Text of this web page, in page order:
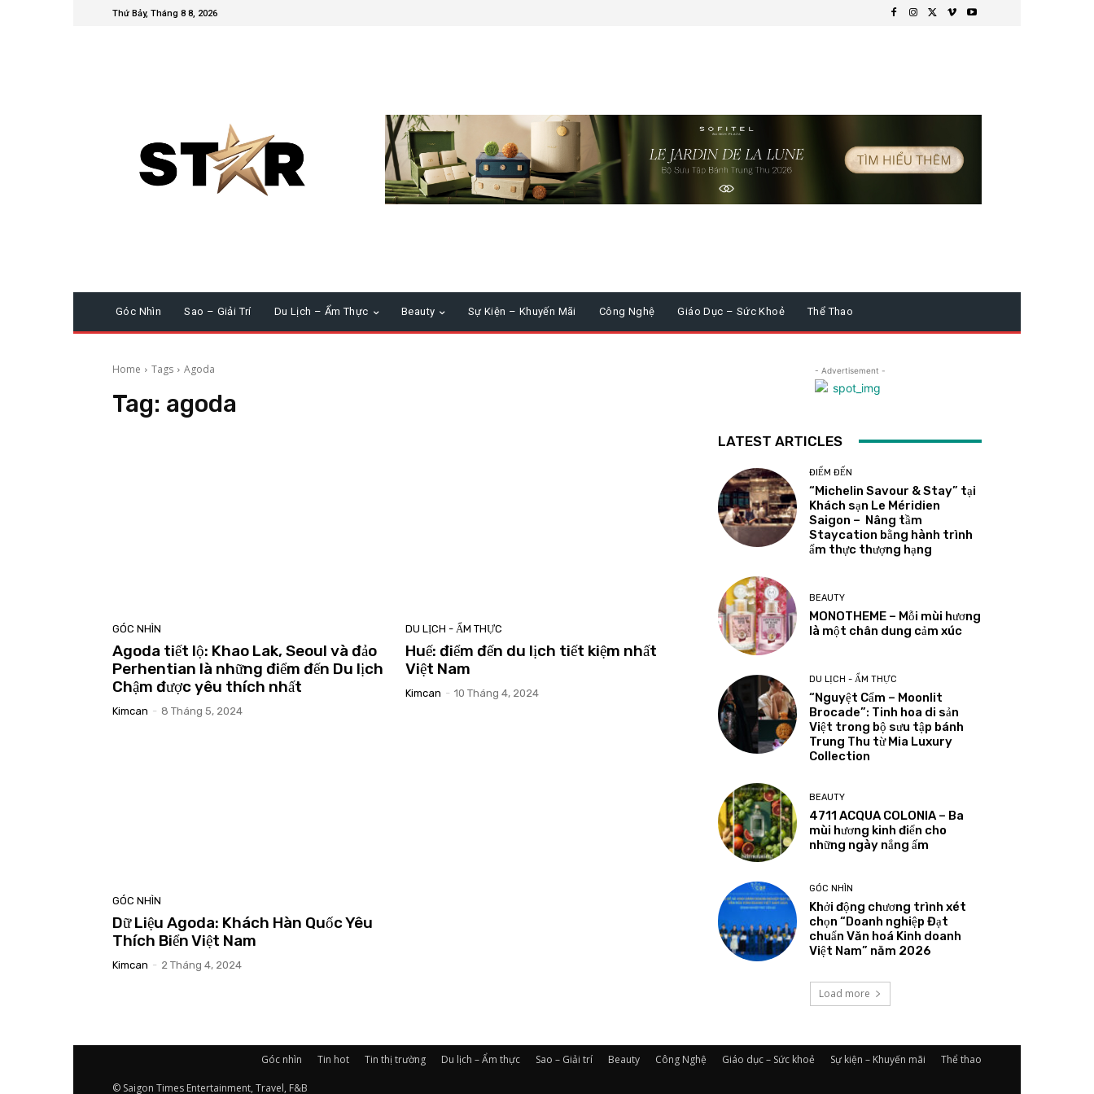
Thứ Bảy, Tháng 8 8, 2026
Góc Nhìn Sao – Giải Trí Du Lịch – Ẩm Thực Beauty Sự Kiện – Khuyến Mãi Công Nghệ Giáo Dục – Sức Khoẻ Thể Thao
Home Tags Agoda
Tag: agoda
GÓC NHÌN
Agoda tiết lộ: Khao Lak, Seoul và đảo
Perhentian là những điểm đến Du lịch
Chậm được yêu thích nhất
Kimcan - 8 Tháng 5, 2024
DU LỊCH - ẨM THỰC
Huế: điểm đến du lịch tiết kiệm nhất
Việt Nam
Kimcan - 10 Tháng 4, 2024
GÓC NHÌN
Dữ Liệu Agoda: Khách Hàn Quốc Yêu
Thích Biển Việt Nam
Kimcan - 2 Tháng 4, 2024
- Advertisement -
LATEST ARTICLES
ĐIỂM ĐẾN
“Michelin Savour & Stay” tại
Khách sạn Le Méridien
Saigon – Nâng tầm
Staycation bằng hành trình
ẩm thực thượng hạng
BEAUTY
MONOTHEME – Mỗi mùi hương
là một chân dung cảm xúc
DU LỊCH - ẨM THỰC
“Nguyệt Cẩm – Moonlit
Brocade”: Tinh hoa di sản
Việt trong bộ sưu tập bánh
Trung Thu từ Mia Luxury
Collection
BEAUTY
4711 ACQUA COLONIA – Ba
mùi hương kinh điển cho
những ngày nắng ấm
GÓC NHÌN
Khởi động chương trình xét
chọn “Doanh nghiệp Đạt
chuẩn Văn hoá Kinh doanh
Việt Nam” năm 2026
Load more
Góc nhìn Tin hot Tin thị trường Du lịch – Ẩm thực Sao – Giải trí Beauty Công Nghệ Giáo dục – Sức khoẻ Sự kiện – Khuyến mãi Thể thao
© Saigon Times Entertainment, Travel, F&B